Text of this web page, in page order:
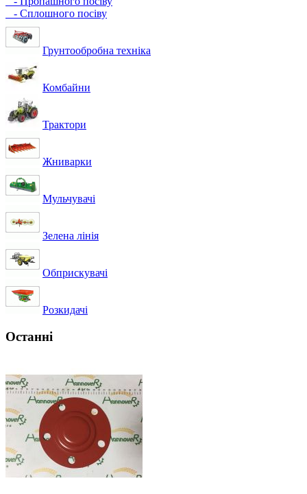
- Сплошного посіву
Грунтообробна техніка
Комбайни
Трактори
Жниварки
Мульчувачі
Зелена лінія
Обприскувачі
Розкидачі
Останні